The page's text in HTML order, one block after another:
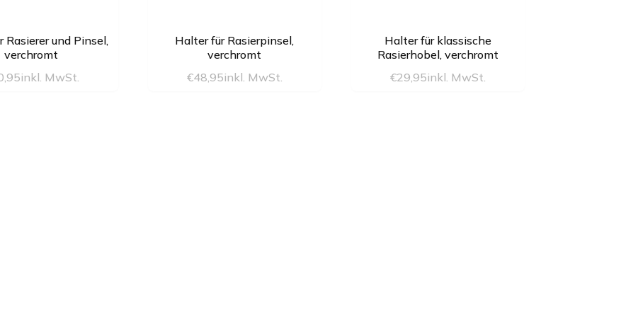
Rasierer und Pinsel,
verchromt
inkl. MwSt.
Halter für Rasierpinsel,
verchromt
€48,95inkl. MwSt.
Halter für klassische
Rasierhobel, verchromt
€29,95inkl. MwSt.